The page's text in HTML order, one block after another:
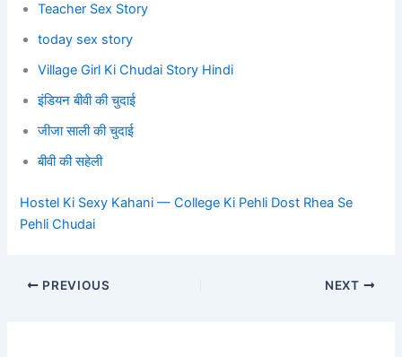
Teacher Sex Story
today sex story
Village Girl Ki Chudai Story Hindi
इंडियन बीवी की चुदाई
जीजा साली की चुदाई
बीवी की सहेली
Hostel Ki Sexy Kahani — College Ki Pehli Dost Rhea Se
Pehli Chudai
PREVIOUS NEXT